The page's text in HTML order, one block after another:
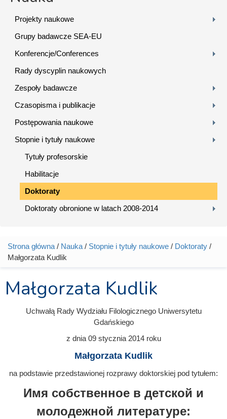
Projekty naukowe
Grupy badawcze SEA-EU
Konferencje/Conferences
Rady dyscyplin naukowych
Zespoły badawcze
Czasopisma i publikacje
Postępowania naukowe
Stopnie i tytuły naukowe
Tytuły profesorskie
Habilitacje
Doktoraty
Doktoraty obronione w latach 2008-2014
Jesteś tutaj
Strona główna / Nauka / Stopnie i tytuły naukowe / Doktoraty /
Małgorzata Kudlik
Małgorzata Kudlik
Uchwałą Rady Wydziału Filologicznego Uniwersytetu
Gdańskiego
z dnia 09 stycznia 2014roku
Małgorzata Kudlik
na podstawie przedstawionej rozprawy doktorskiej pod tytułem:
Имя собственное в детской и
молодежной литературе: